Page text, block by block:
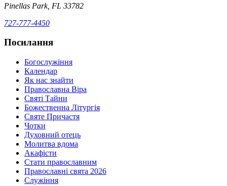
Pinellas Park, FL 33782
727-777-4450
Посилання
Богослужіння
Календар
Як нас знайти
Православна Віра
Святі Тайни
Божественна Літургія
Святе Причастя
Чотки
Духовний отець
Молитва вдома
Акафісти
Стати православним
Православні свята 2026
Служіння